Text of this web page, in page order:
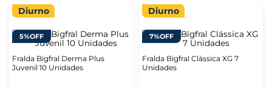
Diurno
5%OFF
Fralda Bigfral Derma Plus
Juvenil 10 Unidades
Diurno
7%OFF
Fralda Bigfral Clássica XG 7
Unidades